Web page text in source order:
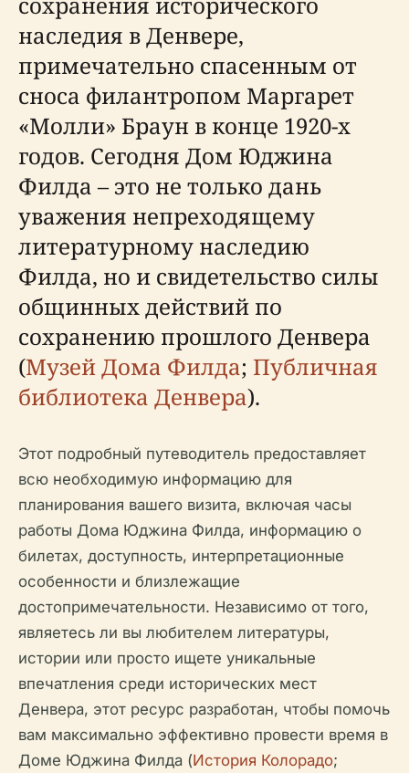
наследия в Денвере,
примечательно спасенным от
сноса филантропом Маргарет
«Молли» Браун в конце 1920-х
годов. Сегодня Дом Юджина
Филда – это не только дань
уважения непреходящему
литературному наследию
Филда, но и свидетельство силы
общинных действий по
сохранению прошлого Денвера
(Музей Дома Филда; Публичная
библиотека Денвера).
Этот подробный путеводитель предоставляет
всю необходимую информацию для
планирования вашего визита, включая часы
работы Дома Юджина Филда, информацию о
билетах, доступность, интерпретационные
особенности и близлежащие
достопримечательности. Независимо от того,
являетесь ли вы любителем литературы,
истории или просто ищете уникальные
впечатления среди исторических мест
Денвера, этот ресурс разработан, чтобы помочь
вам максимально эффективно провести время в
Доме Юджина Филда (История Колорадо;